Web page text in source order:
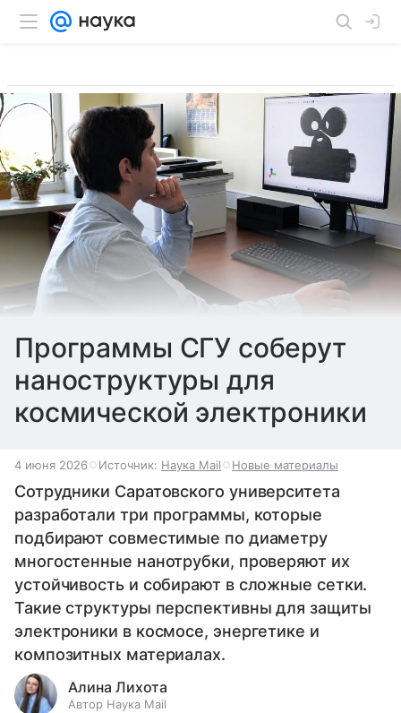
Программы СГУ соберут
наноструктуры для
космической электроники
4 июня 2026 Источник: Наука Mail Новые материалы
Сотрудники Саратовского университета
разработали три программы, которые
подбирают совместимые по диаметру
многостенные нанотрубки, проверяют их
устойчивость и собирают в сложные сетки.
Такие структуры перспективны для защиты
электроники в космосе, энергетике и
композитных материалах.
Алина Лихота
Автор Наука Mail